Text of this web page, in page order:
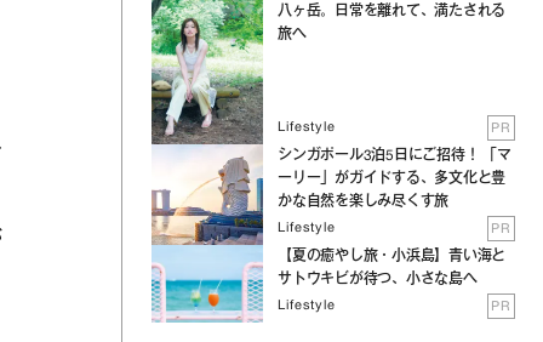
八ヶ岳。日常を離れて、満たされる
旅へ
Lifestyle PR
シンガポール3泊5日にご招待！ 「マ
ーリー」がガイドする、多文化と豊
かな自然を楽しみ尽くす旅
Lifestyle PR
【夏の癒やし旅・小浜島】青い海と
サトウキビが待つ、小さな島へ
Lifestyle PR